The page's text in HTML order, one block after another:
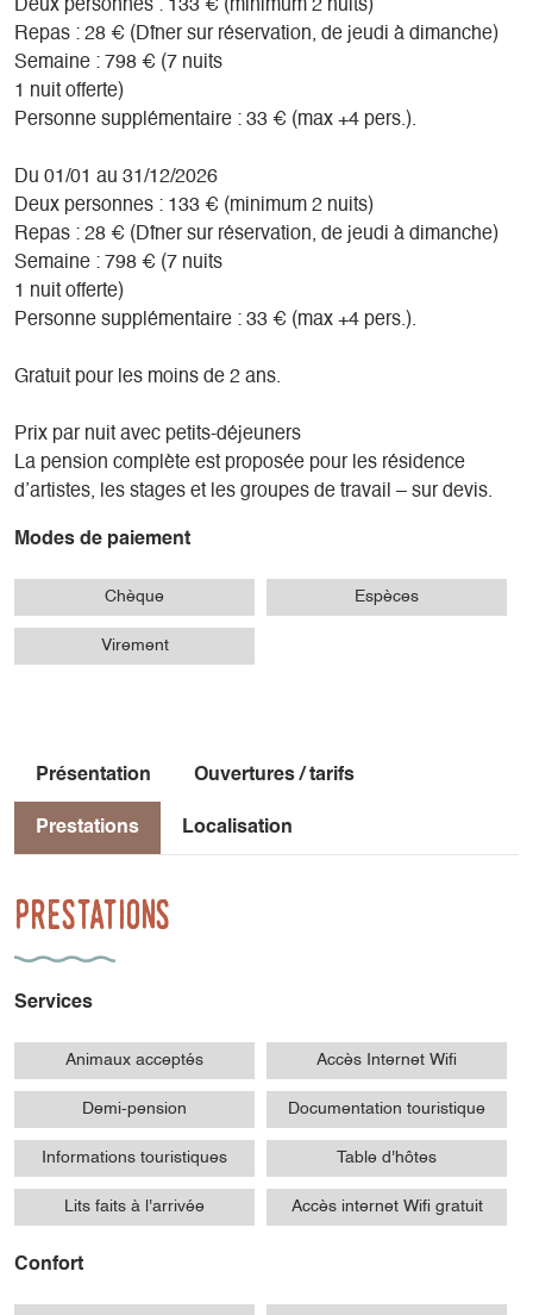
pour vos ateliers de travail : taï-chi, yoga, peinture, danse,
chant, écriture, musique, petits séminaires…
Elle offre la lumière du nord et à l’est, une vue panoramique
du Beaumont au Parc des Ecrins.
L’entrée de l’atelier est indépendante
Cette grande chambre spacieuse comprend un lit double et
une salle de bain complète.
Baigné de lumière, doté d’un poêle pour l’hiver, l’atelier est
d’un confort qui se prête au repos hors du monde
bain privative + cuisine
se trouve à l’abris des feuillages, imbriquée entre les troncs
des arbres sauvages, sous les fleurs des pruniers au
printemps, et à l’ombre des branches pendant l’été
se doucher et cuisiner sous les étoiles, et s’isoler dans un
espace intimiste et confortable
Plus qu’une chambre , les occupants ont accès:
- à l’intérieur : à un coin cuisine (réfrigérateur, évier,
bouilloire), une cabine de douche, un grand lit double, un
extérieure (un réchaud, un grill), une terrasse
Deux personnes : 133 € (minimum 2 nuits)
Repas : 28 € (Dîner sur réservation, de jeudi à dimanche)
Semaine : 798 € (7 nuits
1 nuit offerte)
Personne supplémentaire : 33 € (max +4 pers.).
Du 01/01 au 31/12/2026
Deux personnes : 133 € (minimum 2 nuits)
Repas : 28 € (Dîner sur réservation, de jeudi à dimanche)
Semaine : 798 € (7 nuits
1 nuit offerte)
Personne supplémentaire : 33 € (max +4 pers.).
Gratuit pour les moins de 2 ans.
Prix par nuit avec petits-déjeuners
La pension complète est proposée pour les résidence
d’artistes, les stages et les groupes de travail – sur devis.
Modes de paiement
Chèque Espèces
Virement
Présentation Ouvertures / tarifs
Prestations Localisation
Prestations
Services
Animaux acceptés Accès Internet Wifi
Demi-pension Documentation touristique
Informations touristiques Table d'hôtes
Lits faits à l'arrivée Accès internet Wifi gratuit
Confort